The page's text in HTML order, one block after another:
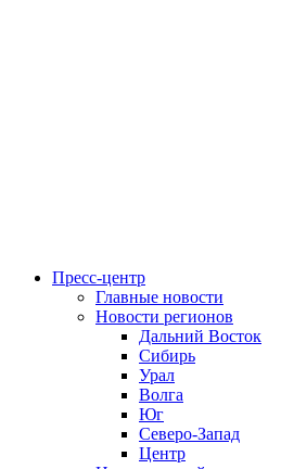
Пресс-центр
Главные новости
Новости регионов
Дальний Восток
Сибирь
Урал
Волга
Юг
Северо-Запад
Центр